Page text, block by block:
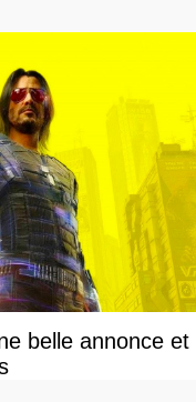
belle annonce et